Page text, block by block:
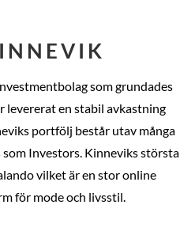
som grundades
levererat en stabil avkastning
portfölj består utav många
som Investors. Kinneviks största
vilket är en stor online
för mode och livsstil.